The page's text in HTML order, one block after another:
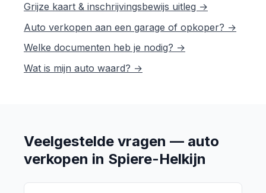
Grijze kaart & inschrijvingsbewijs uitleg →
Auto verkopen aan een garage of opkoper? →
Welke documenten heb je nodig? →
Wat is mijn auto waard? →
Veelgestelde vragen — auto
verkopen in Spiere-Helkijn